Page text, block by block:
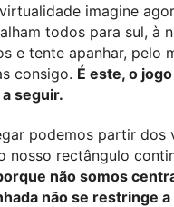
imagine
todos para sul, à
e tente apanhar, pelo
consigo. É este, o
seguir.
podemos partir dos
nosso rectângulo
não somos
não se restringe